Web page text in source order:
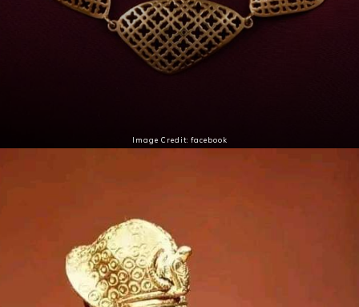
Image Credit: facebook